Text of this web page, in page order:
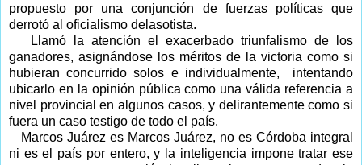
propuesto por una conjunción de fuerzas políticas que
derrotó al oficialismo delasotista.
Llamó la atención el exacerbado triunfalismo de los
ganadores, asignándose los méritos de la victoria como si
hubieran concurrido solos e individualmente,
intentando
ubicarlo en la opinión pública como una válida referencia a
nivel provincial en algunos casos, y delirantemente como si
fuera un caso testigo de todo el país.
Marcos Juárez es Marcos Juárez, no es Córdoba integral
ni es el país por entero, y la inteligencia impone tratar ese